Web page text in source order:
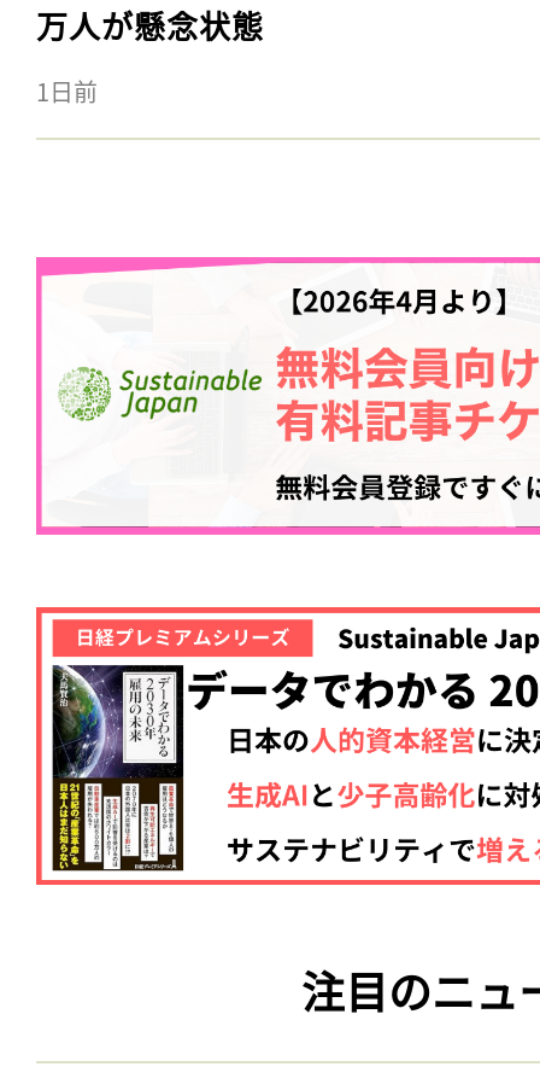
万人が懸念状態
1日前
注目のニュ